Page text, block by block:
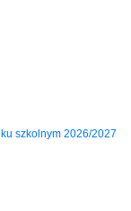
szkolnym 2026/2027